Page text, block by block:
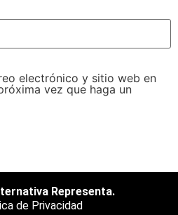
electrónico y sitio web en
vez que haga un
Representa.
de Privacidad